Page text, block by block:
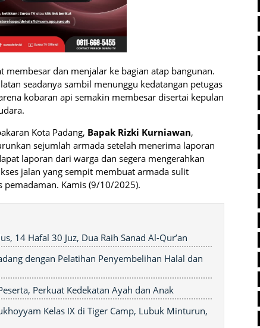
dan menjalar ke bagian atap bangunan.
seadanya sambil menunggu kedatangan petugas
kobaran api semakin membesar disertai kepulan
Kota Padang, Bapak Rizki Kurniawan,
sejumlah armada setelah menerima laporan
laporan dari warga dan segera mengerahkan
jalan yang sempit membuat armada sulit
pemadaman. Kamis (9/10/2025).
14 Hafal 30 Juz, Dua Raih Sanad Al-Qur’an
dengan Pelatihan Penyembelihan Halal dan
Perkuat Kedekatan Ayah dan Anak
Kelas IX di Tiger Camp, Lubuk Minturun,